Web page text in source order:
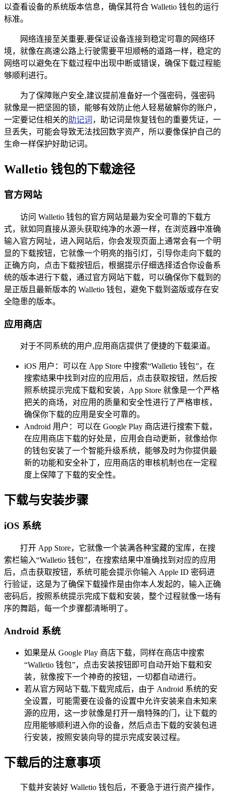
以查看设备的系统版本信息，确保其符合 Walletio 钱包的运行
标准。
网络连接至关重要,要保证设备连接到稳定可靠的网络环
境，就像在高速公路上行驶需要平坦顺畅的道路一样，稳定的
网络可以避免在下载过程中出现中断或错误，确保下载过程能
够顺利进行。
为了保障账户安全,建议提前准备好一个强密码，强密码
就像是一把坚固的锁，能够有效防止他人轻易破解你的账户，
一定要记住相关的助记词 ，助记词是恢复钱包的重要凭证，一
旦丢失，可能会导致无法找回数字资产，所以要像保护自己的
生命一样保护好助记词。
Walletio 钱包的下载途径
官方网站
访问 Walletio 钱包的官方网站是最为安全可靠的下载方
式，就如同直接从源头获取纯净的水源一样，在浏览器中准确
输入官方网址，进入网站后，你会发现页面上通常会有一个明
显的下载按钮，它就像一个明亮的指引灯，引导你走向下载的
正确方向，点击下载按钮后，根据提示仔细选择适合你设备系
统的版本进行下载，通过官方网站下载，可以确保你下载到的
是正版且最新版本的 Walletio 钱包，避免下载到盗版或存在安
全隐患的版本。
应用商店
对于不同系统的用户,应用商店提供了便捷的下载渠道。
iOS 用户：可以在 App Store 中搜索“Walletio 钱包”，在
搜索结果中找到对应的应用后，点击获取按钮，然后按
照系统提示完成下载和安装，App Store 就像是一个严格
把关的商场，对应用的质量和安全性进行了严格审核，
确保你下载的应用是安全可靠的。
Android 用户：可以在 Google Play 商店进行搜索下载，
在应用商店下载的好处是，应用会自动更新，就像给你
的钱包安装了一个智能升级系统，能够及时为你提供最
新的功能和安全补丁，应用商店的审核机制也在一定程
度上保障了下载的安全性。
下载与安装步骤
iOS 系统
打开 App Store，它就像一个装满各种宝藏的宝库，在搜
索栏输入“Walletio 钱包”，在搜索结果中准确找到对应的应用
后，点击获取按钮，系统可能会提示你输入 Apple ID 密码进
行验证，这是为了确保下载操作是由你本人发起的，输入正确
密码后，按照系统提示完成下载和安装，整个过程就像一场有
序的舞蹈，每一个步骤都清晰明了。
Android 系统
如果是从 Google Play 商店下载，同样在商店中搜索
“Walletio 钱包”，点击安装按钮即可自动开始下载和安
装，就像按下一个神奇的按钮，一切都自动进行。
若从官方网站下载,下载完成后，由于 Android 系统的安
全设置，可能需要在设备的设置中允许安装来自未知来
源的应用，这一步就像是打开一扇特殊的门，让下载的
应用能够顺利进入你的设备，然后点击下载的安装包进
行安装，按照安装向导的提示完成安装过程。
下载后的注意事项
下载并安装好 Walletio 钱包后，不要急于进行资产操作，